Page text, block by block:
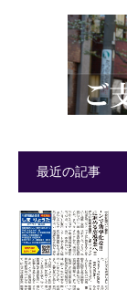
最近の記事